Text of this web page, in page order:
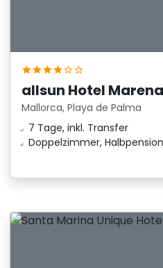
allsun Hotel
Mallorca, Playa de Palma
7 Tage, inkl. Transfer
Doppelzimmer, Halbpension